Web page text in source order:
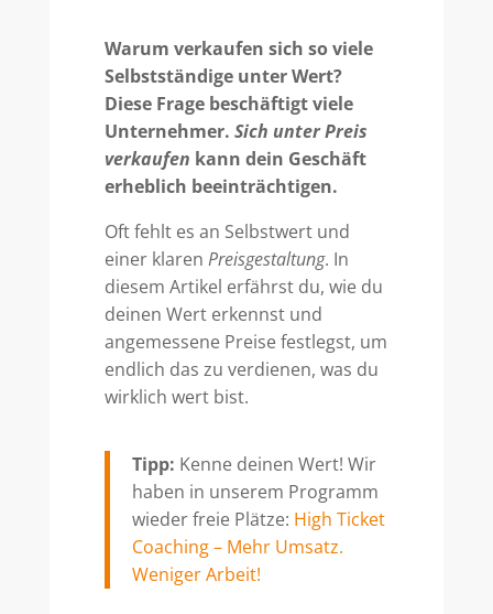
Warum verkaufen sich so viele
Selbstständige unter Wert?
Diese Frage beschäftigt viele
Unternehmer. Sich unter Preis
verkaufen kann dein Geschäft
erheblich beeinträchtigen.
Oft fehlt es an Selbstwert und
einer klaren Preisgestaltung. In
diesem Artikel erfährst du, wie du
deinen Wert erkennst und
angemessene Preise festlegst, um
endlich das zu verdienen, was du
wirklich wert bist.
Tipp: Kenne deinen Wert! Wir
haben in unserem Programm
wieder freie Plätze: High Ticket
Coaching – Mehr Umsatz.
Weniger Arbeit!